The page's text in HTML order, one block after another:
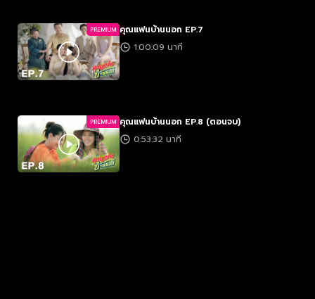
PREMIUM คุณแฟนบ้านนอก EP.7
1:00:09 นาที
PREMIUM คุณแฟนบ้านนอก EP.8​ (ตอนจบ)
0:53:32 นาที